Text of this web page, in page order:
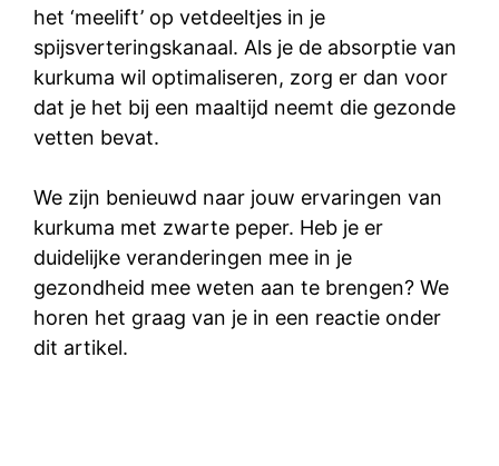
het ‘meelift’ op vetdeeltjes in je
spijsverteringskanaal. Als je de absorptie van
kurkuma wil optimaliseren, zorg er dan voor
dat je het bij een maaltijd neemt die gezonde
vetten bevat.
We zijn benieuwd naar jouw ervaringen van
kurkuma met zwarte peper. Heb je er
duidelijke veranderingen mee in je
gezondheid mee weten aan te brengen? We
horen het graag van je in een reactie onder
dit artikel.